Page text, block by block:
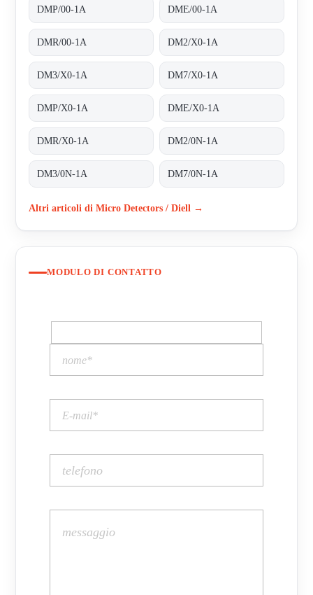
DMP/00-1A DME/00-1A
DMR/00-1A DM2/X0-1A
DM3/X0-1A DM7/X0-1A
DMP/X0-1A DME/X0-1A
DMR/X0-1A DM2/0N-1A
DM3/0N-1A DM7/0N-1A
Altri articoli di Micro Detectors / Diell →
MODULO DI CONTATTO